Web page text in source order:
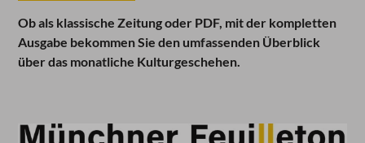
Ob als klassische Zeitung oder PDF, mit der kompletten
Ausgabe bekommen Sie den umfassenden Überblick
über das monatliche Kulturgeschehen.